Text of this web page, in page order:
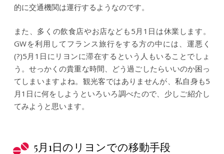
的に交通機関は運行するようなのです。
また、多くの飲食店やお店なども5月1日は休業します。
GWを利用してフランス旅行をする方の中には、運悪く
(?)5月1日にリヨンに滞在するという人もいることでしょ
う。せっかくの貴重な時間、どう過ごしたらいいのか困っ
てしまいますよね。観光客ではありませんが、私自身も5
月1日に何をしようといろいろ調べたので、少しご紹介し
てみようと思います。
5月1日のリヨンでの移動手段